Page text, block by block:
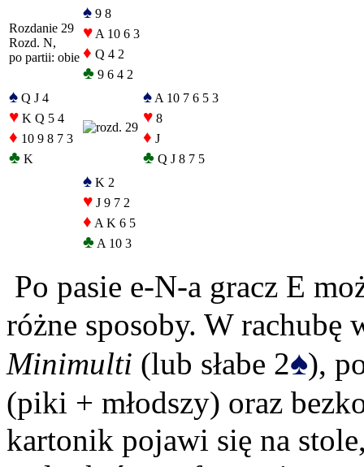
Rozdanie 29
Rozd. N,
po partii: obie
♠ 9 8
♥ A 10 6 3
♦ Q 4 2
♣ 9 6 4 2
♠ Q J 4
♥ K Q 5 4
♦ 10 9 8 7 3
♣ K
♠ A 10 7 6 5 3
♥ 8
♦ J
♣ Q J 8 7 5
♠ K 2
♥ J 9 7 2
♦ A K 6 5
♣ A 10 3
Po pasie e-N-a gracz E
różne sposoby. W rachubę
Minimulti (lub słabe 2♠),
(piki + młodszy) oraz
kartonik pojawi się na